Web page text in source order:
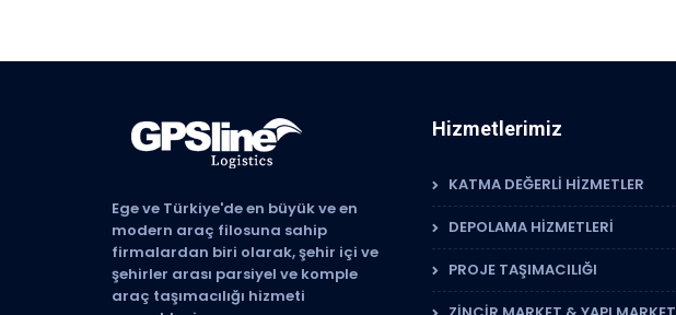
Ege ve Türkiye'de en büyük ve en
modern araç filosuna sahip
firmalardan biri olarak, şehir içi ve
şehirler arası parsiyel ve komple
araç taşımacılığı hizmeti
Hizmetlerimiz
KATMA DEĞERLİ HİZMETLER
DEPOLAMA HİZMETLERİ
PROJE TAŞIMACILIĞI